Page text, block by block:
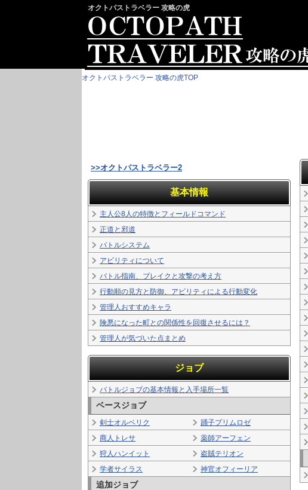
オクトパストラベラー 攻略の虎
オクトパストラベラー 攻略の虎TOP
>>オクトパストラベラー2
基本情報
主人公8人の特徴とフィールドコマンド
正道と邪道
バトルシステム
アビリティについて
バトル指南、ブレイクと攻撃の考え方
行動順の見方と防御、アビリティによる行動変化
管理人おすすめキャラ
険悪になった町との関係性を回復させるには？
管理人が気づいた点まとめ
ジョブ
バトルジョブの基本情報と入手場所一覧
ベースジョブ
剣士オルベリク
踊子プリムロゼ
商人トレサ
薬師アーフェン
狩人ハンイット
盗賊テリオン
学者サイラス
神官オフィーリア
追加ジョブ